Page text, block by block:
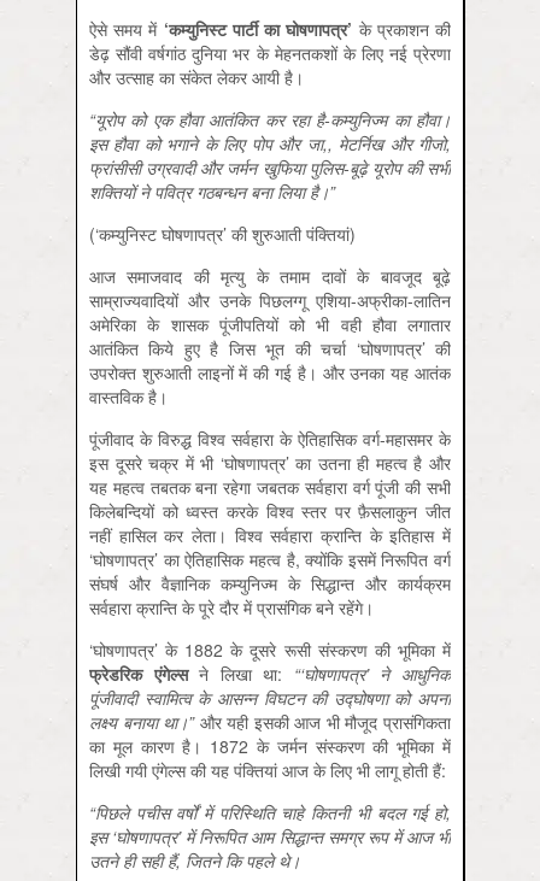
ऐसे समय में ‘कम्युनिस्ट पार्टी का घोषणापत्र’ के प्रकाशन की
डेढ़ सौंवी वर्षगांठ दुनिया भर के मेहनतकशों के लिए नई प्रेरणा
और उत्साह का संकेत लेकर आयी है।
“यूरोप को एक हौवा आतंकित कर रहा है-कम्युनिज्म का हौवा।
इस हौवा को भगाने के लिए पोप और जा,, मेटर्निख और गीजो,
फ्रांसीसी उग्रवादी और जर्मन खुफि़या पुलिस-बूढ़े यूरोप की सभी
शक्तियों ने पवित्र गठबन्धन बना लिया है।”
(‘कम्युनिस्ट घोषणापत्र’ की शुरुआती पंक्तियां)
आज समाजवाद की मृत्यु के तमाम दावों के बावजूद बूढ़े
साम्राज्यवादियों और उनके पिछलग्गू एशिया-अफ्रीका-लातिन
अमेरिका के शासक पूंजीपतियों को भी वही हौवा लगातार
आतंकित किये हुए है जिस भूत की चर्चा ‘घोषणापत्र’ की
उपरोक्त शुरुआती लाइनों में की गई है। और उनका यह आतंक
वास्तविक है।
पूंजीवाद के विरुद्ध विश्व सर्वहारा के ऐतिहासिक वर्ग-महासमर के
इस दूसरे चक्र में भी ‘घोषणापत्र’ का उतना ही महत्व है और
यह महत्व तबतक बना रहेगा जबतक सर्वहारा वर्ग पूंजी की सभी
किलेबन्दियों को ध्वस्त करके विश्व स्तर पर फ़ैसलाकुन जीत
नहीं हासिल कर लेता। विश्व सर्वहारा क्रान्ति के इतिहास में
‘घोषणापत्र’ का ऐतिहासिक महत्व है, क्योंकि इसमें निरूपित वर्ग
संघर्ष और वैज्ञानिक कम्युनिज्म के सिद्धान्त और कार्यक्रम
सर्वहारा क्रान्ति के पूरे दौर में प्रासंगिक बने रहेंगे।
‘घोषणापत्र’ के 1882 के दूसरे रूसी संस्करण की भूमिका में
फ्रेडरिक एंगेल्सने लिखा था: “‘घोषणापत्र’ ने आधुनिक
पूंजीवादी स्वामित्व के आसन्न विघटन की उद्घोषणा को अपना
लक्ष्य बनाया था।”और यही इसकी आज भी मौजूद प्रासंगिकता
का मूल कारण है। 1872 के जर्मन संस्करण की भूमिका में
लिखी गयी एंगेल्स की यह पंक्तियां आज के लिए भी लागू होती हैं:
“पिछले पचीस वर्षों में परिस्थिति चाहे कितनी भी बदल गई हो,
इस ‘घोषणापत्र’ में निरूपित आम सिद्धान्त समग्र रूप में आज भी
उतने ही सही हैं, जितने कि पहले थे।